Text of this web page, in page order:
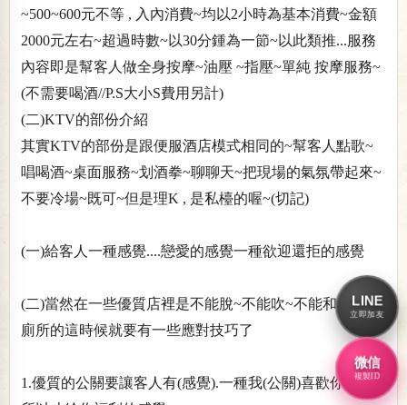
~500~600元不等 , 入內消費~均以2小時為基本消費~金額
2000元左右~超過時數~以30分鍾為一節~以此類推...服務
內容即是幫客人做全身按摩~油壓 ~指壓~單純 按摩服務~
(不需要喝酒//P.S大小S費用另計)
(二)KTV的部份介紹
其實KTV的部份是跟便服酒店模式相同的~幫客人點歌~
唱喝酒~桌面服務~划酒拳~聊聊天~把現場的氣氛帶起來~
不要冷場~既可~但是理K , 是私檯的喔~(切記)
(一)給客人一種感覺....戀愛的感覺一種欲迎還拒的感覺
(二)當然在一些優質店裡是不能脫~不能吹~不能和可人進
廁所的這時候就要有一些應對技巧了
1.優質的公關要讓客人有(感覺).一種我(公關)喜歡你(客人).
LINE
立即加友
微信
複製ID